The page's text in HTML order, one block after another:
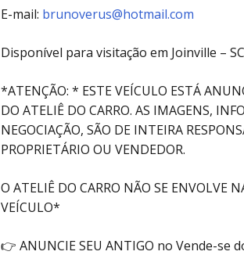
E-mail: brunoverus@hotmail.com
Disponível para visitação em Joinville – SC
*ATENÇÃO: * ESTE VEÍCULO ESTÁ
DO ATELIÊ DO CARRO. AS IMAGENS,
NEGOCIAÇÃO, SÃO DE INTEIRA
PROPRIETÁRIO OU VENDEDOR.
O ATELIÊ DO CARRO NÃO SE ENVOLVE
VEÍCULO*
👉 ANUNCIE SEU ANTIGO no Vende-se